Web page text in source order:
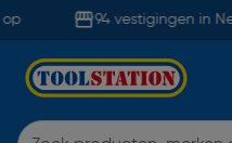
94 vestigingen in